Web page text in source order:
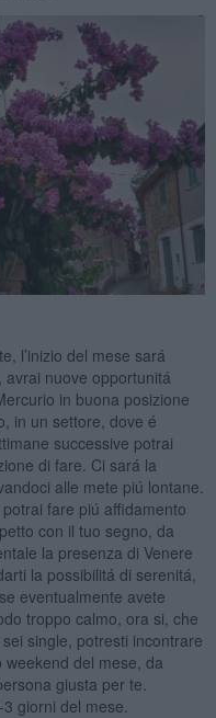
l’inizio del mese sará
nuove opportunitá
in buona posizione
in un settore, dove é
successive potrai
di fare. Ci sará la
alle mete piú lontane.
fare piú affidamento
con il tuo segno, da
la presenza di Venere
la possibilitá di serenitá,
eventualmente avete
troppo calmo, ora si, che
single, potresti incontrare
del mese, da
giusta per te.
giorni del mese.